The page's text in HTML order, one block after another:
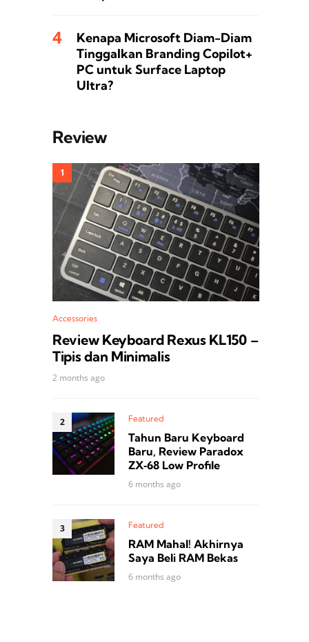
Kenapa Microsoft Diam-Diam
Tinggalkan Branding Copilot+
PC untuk Surface Laptop
Ultra?
Review
Accessories
Review Keyboard Rexus KL150 –
Tipis dan Minimalis
2 months ago
Featured
Tahun Baru Keyboard
Baru, Review Paradox
ZX‑68 Low Profile
6 months ago
Featured
RAM Mahal! Akhirnya
Saya Beli RAM Bekas
6 months ago